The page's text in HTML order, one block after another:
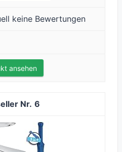
keine Bewertungen
ansehen
6